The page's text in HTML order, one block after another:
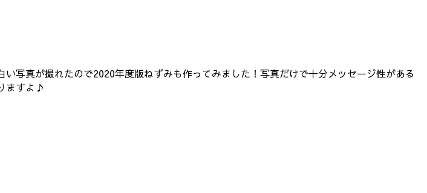
写真が撮れたので2020年度版ねずみも作ってみました！写真だけで十分メッセージ性がある
ますよ♪